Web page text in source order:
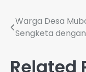
Navigasi
pos
Warga Desa
Sengketa dengan
Related